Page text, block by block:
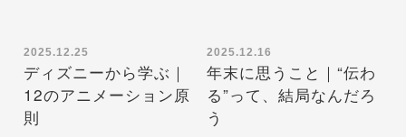
2025.12.25
ディズニーから学ぶ｜
12のアニメーション原
則
2025.12.16
年末に思うこと｜“伝わ
る”って、結局なんだろ
う